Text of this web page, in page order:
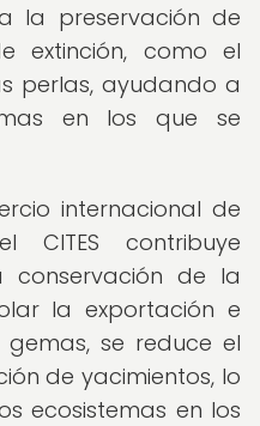
la preservación de
extinción, como el
perlas, ayudando a
en los que se
internacional de
contribuye
conservación de la
la exportación e
se reduce el
de yacimientos, lo
ecosistemas en los